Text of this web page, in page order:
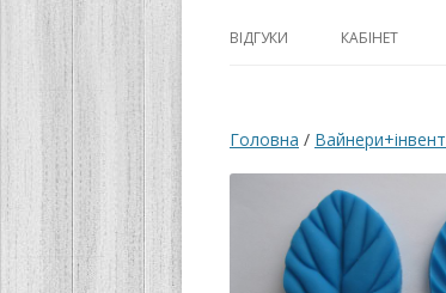
ВІДГУКИ КАБІНЕТ
Головна /